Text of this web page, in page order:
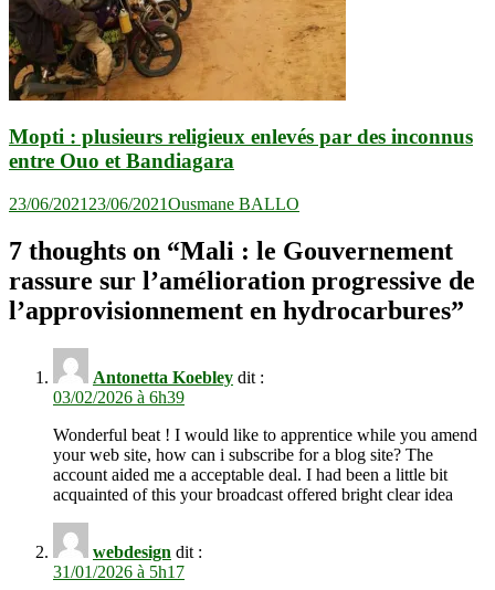
Mopti : plusieurs religieux enlevés par des inconnus
entre Ouo et Bandiagara
23/06/2021 23/06/2021Ousmane BALLO
7 thoughts on “Mali : le Gouvernement
rassure sur l’amélioration progressive de
l’approvisionnement en hydrocarbures”
Antonetta Koebley dit :
03/02/2026 à 6h39
Wonderful beat ! I would like to apprentice while you amend
your web site, how can i subscribe for a blog site? The
account aided me a acceptable deal. I had been a little bit
acquainted of this your broadcast offered bright clear idea
webdesign dit :
31/01/2026 à 5h17